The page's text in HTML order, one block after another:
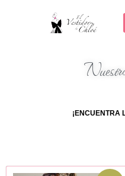
¡ENCUENTRA